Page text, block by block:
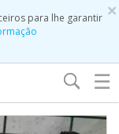
×
para lhe garantir
☰